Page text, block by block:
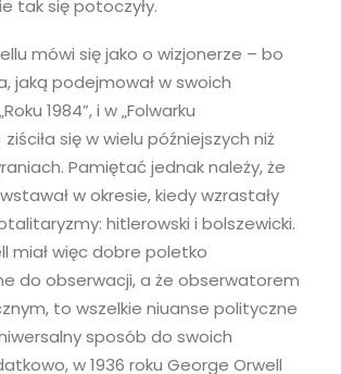
tak się potoczyły.
mówi się jako o wizjonerze – bo
jaką podejmował w swoich
1984”, i w „Folwarku
się w wielu późniejszych niż
Pamiętać jednak należy, że
w okresie, kiedy wzrastały
hitlerowski i bolszewicki.
miał więc dobre poletko
do obserwacji, a że obserwatorem
to wszelkie niuanse polityczne
sposób do swoich
w 1936 roku George Orwell